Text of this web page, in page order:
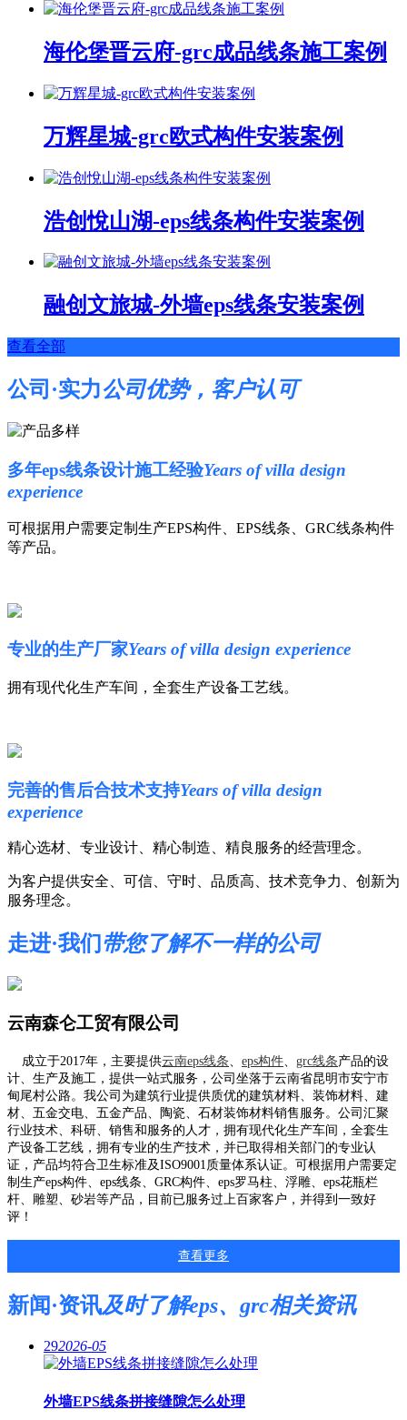
海伦堡晋云府-grc成品线条施工案例
万辉星城-grc欧式构件安装案例
浩创悅山湖-eps线条构件安装案例
融创文旅城-外墙eps线条安装案例
查看全部
公司·实力公司优势，客户认可
多年eps线条设计施工经验Years of villa design
experience
可根据用户需要定制生产EPS构件、EPS线条、GRC线条构件
等产品。
专业的生产厂家Years of villa design experience
拥有现代化生产车间，全套生产设备工艺线。
完善的售后合技术支持Years of villa design
experience
精心选材、专业设计、精心制造、精良服务的经营理念。
为客户提供安全、可信、守时、品质高、技术竞争力、创新为
服务理念。
走进·我们 带您了解不一样的公司
云南森仑工贸有限公司
成立于2017年，主要提供云南eps线条 eps构件 grc线条产品的设
计、生产及施工，提供一站式服务，公司坐落于云南省昆明市安宁市
甸尾村公路。我公司为建筑行业提供质优的建筑材料、装饰材料、建
材、五金交电、五金产品、陶瓷、石材装饰材料销售服务。公司汇聚
行业技术、科研、销售和服务的人才，拥有现代化生产车间，全套生
产设备工艺线，拥有专业的生产技术，并已取得相关部门的专业认
证，产品均符合卫生标准及ISO9001质量体系认证。可根据用户需要定
制生产eps构件、eps线条、GRC构件、eps罗马柱、浮雕、eps花瓶栏
杆、雕塑、砂岩等产品，目前已服务过上百家客户，并得到一致好
评！
查看更多
新闻·资讯及时了解eps、grc相关资讯
292026-05
外墙EPS线条拼接缝隙怎么处理